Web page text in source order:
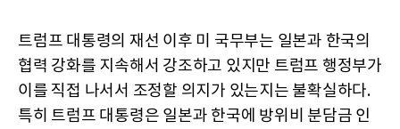
트럼프 대통령의 재선 이후 미 국무부는 일본과 한국의
협력 강화를 지속해서 강조하고 있지만 트럼프 행정부가
이를 직접 나서서 조정할 의지가 있는지는 불확실하다.
특히 트럼프 대통령은 일본과 한국에 방위비 분담금 인